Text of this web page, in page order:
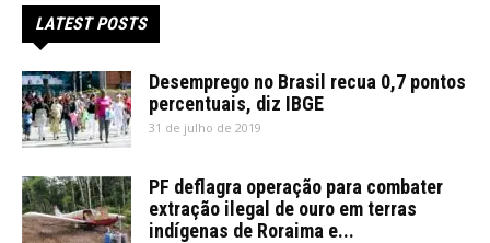
LATEST POSTS
Desemprego no Brasil recua 0,7 pontos
percentuais, diz IBGE
31 de julho de 2019
PF deflagra operação para combater
extração ilegal de ouro em terras
indígenas de Roraima e...